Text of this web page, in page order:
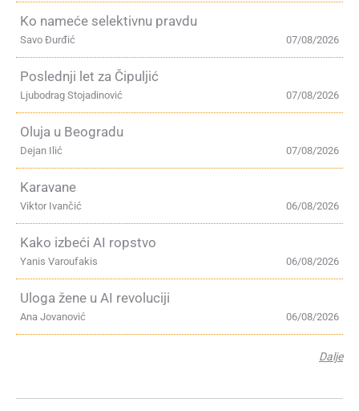
Ko nameće selektivnu pravdu
07/08/2026
Savo Đurđić
Poslednji let za Čipuljić
07/08/2026
Ljubodrag Stojadinović
Oluja u Beogradu
07/08/2026
Dejan Ilić
Karavane
06/08/2026
Viktor Ivančić
Kako izbeći AI ropstvo
06/08/2026
Yanis Varoufakis
Uloga žene u AI revoluciji
06/08/2026
Ana Jovanović
Dalje